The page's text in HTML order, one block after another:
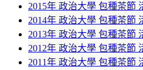
2015年 政治大學 包種茶節
2014年 政治大學 包種茶節
2013年 政治大學 包種茶節
2012年 政治大學 包種茶節
2011年 政治大學 包種茶節